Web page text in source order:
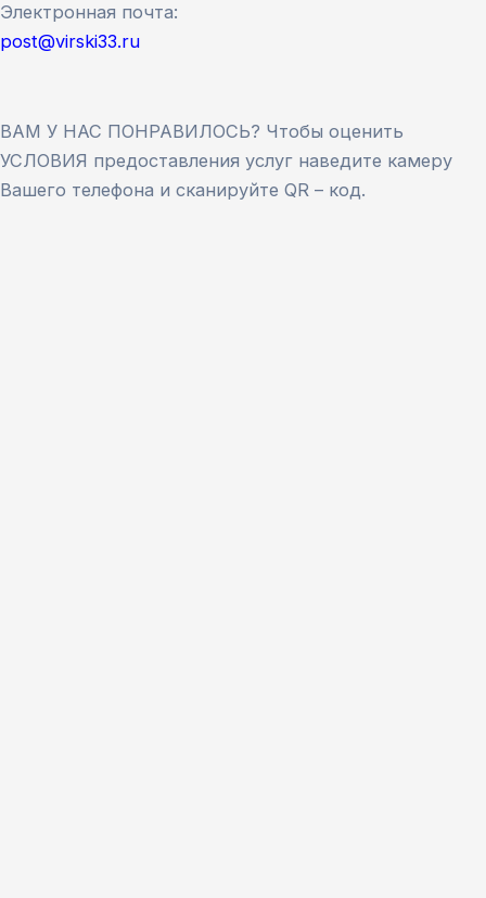
Электронная почта:
post@virski33.ru
ВАМ У НАС ПОНРАВИЛОСЬ? Чтобы оценить
УСЛОВИЯ предоставления услуг наведите камеру
Вашего телефона и сканируйте QR – код.